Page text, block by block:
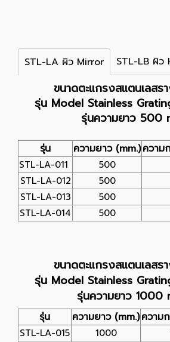
STL-LA ผิว Mirror STL-LB ผิว
ขนาดตะแกรงสแตนเลสร
รุ่น Model Stainless
รุ่นความยาว 500
รุ่น ความยาว (mm.)ความ
STL-LA-011 500
STL-LA-012
500
STL-LA-013
500
STL-LA-014
500
ขนาดตะแกรงสแตนเลสร
รุ่น Model Stainless
รุ่นความยาว 1000
รุ่น ความยาว (mm.)ความ
STL-LA-015 1000